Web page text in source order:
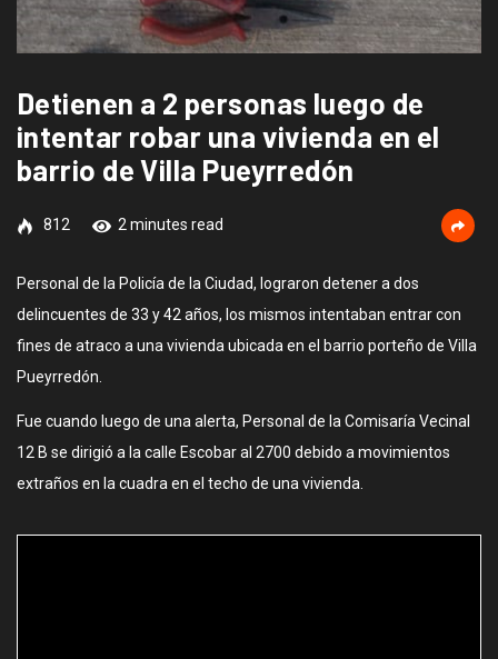
Detienen a 2 personas luego de
intentar robar una vivienda en el
barrio de Villa Pueyrredón
812 2 minutes read
Personal de la Policía de la Ciudad, lograron detener a dos
delincuentes de 33 y 42 años, los mismos intentaban entrar con
fines de atraco a una vivienda ubicada en el barrio porteño de Villa
Pueyrredón.
Fue cuando luego de una alerta, Personal de la Comisaría Vecinal
12 B se dirigió a la calle Escobar al 2700 debido a movimientos
extraños en la cuadra en el techo de una vivienda.